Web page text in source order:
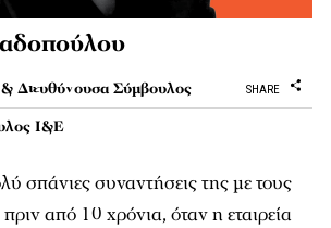
SHARE
Διευθύνουσα Σύµβουλος
Ι&Ε
σπάνιες συναντήσεις της µε τους
από 10 χρόνια, όταν η εταιρεία